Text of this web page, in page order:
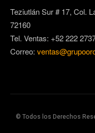
Teziutlán Sur # 17, Col.
72160
Tel. Ventas: +52 222
Correo:
© Todos los Derechos